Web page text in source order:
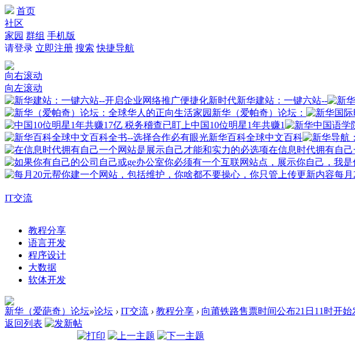
首页
社区
家园 群组 手机版
请登录 立即注册 搜索 快捷导航
向右滚动
向左滚动
新华建站：一键六站--
新华（爱帕奇）论坛：
中国10位明星1年共赚1
新华百科全球中文百科
在信息时代拥有自己
每月
IT交流
教程分享
语言开发
程序设计
大数据
软体开发
新华（爱葩奇）论坛»论坛 › IT交流 › 教程分享 › 向莆铁路售票时间公布21日11时开始
返回列表